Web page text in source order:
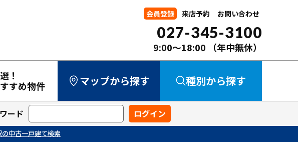
会員登録 来店予約 お問い合わせ
027-345-3100
9:00～18:00 （年中無休）
！
すめ物件
マップから探す 種別から探す
中古一戸建て
新築一戸建て
中古マンション
土地
事業用
ード
の中古一戸建て検索